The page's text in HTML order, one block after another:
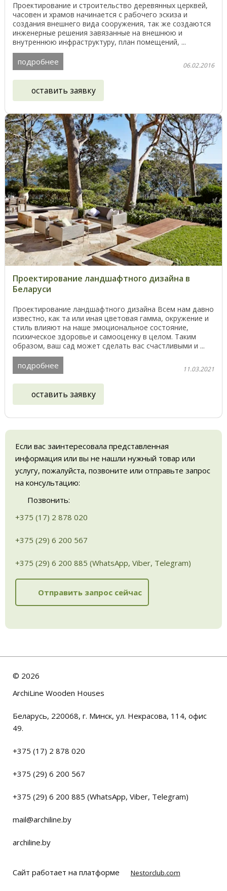
Проектирование и строительство деревянных церквей,
часовен и храмов начинается с рабочего эскиза и
создания внешнего вида сооружения, так же создаются
инженерные решения завязанные на внешнюю и
внутреннюю инфраструктуру, план помещений, ...
подробнее 06.02.2016
оставить заявку
Проектирование ландшафтного дизайна в
Беларуси
Проектирование ландшафтного дизайна Всем нам давно
известно, как та или иная цветовая гамма, окружение и
стиль влияют на наше эмоциональное состояние,
психическое здоровье и самооценку в целом. Таким
образом, ваш сад может сделать вас счастливыми и ...
подробнее 11.03.2021
оставить заявку
Если вас заинтересовала представленная
информация или вы не нашли нужный товар или
услугу, пожалуйста, позвоните или отправьте запрос
на консультацию:
Позвонить:
+375 (17) 2 878 020
+375 (29) 6 200 567
+375 (29) 6 200 885 (WhatsApp, Viber, Telegram)
Отправить запрос сейчас
© 2026
ArchiLine Wooden Houses
Беларусь, 220068, г. Минск, ул. Некрасова, 114, офис
49.
+375 (17) 2 878 020
+375 (29) 6 200 567
+375 (29) 6 200 885 (WhatsApp, Viber, Telegram)
mail@archiline.by
archiline.by
Сайт работает на платформе Nestorclub.com